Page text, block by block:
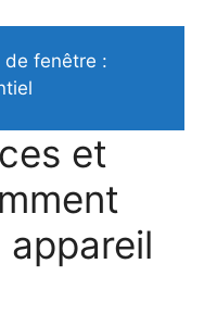
de fenêtre :
et